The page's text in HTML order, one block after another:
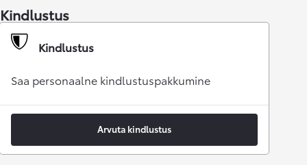
Kindlustus
Kindlustus
Saa personaalne kindlustuspakkumine
Arvuta kindlustus